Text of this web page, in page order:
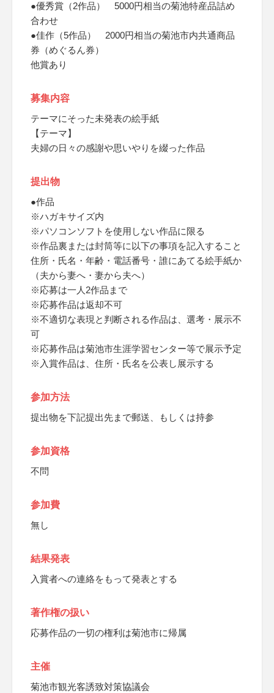
●優秀賞（2作品） 5000円相当の菊池特産品詰め
合わせ
●佳作（5作品） 2000円相当の菊池市内共通商品
券（めぐるん券）
他賞あり
募集内容
テーマにそった未発表の絵手紙
【テーマ】
夫婦の日々の感謝や思いやりを綴った作品
提出物
●作品
※ハガキサイズ内
※パソコンソフトを使用しない作品に限る
※作品裏または封筒等に以下の事項を記入すること
住所・氏名・年齢・電話番号・誰にあてる絵手紙か
（夫から妻へ・妻から夫へ）
※応募は一人2作品まで
※応募作品は返却不可
※不適切な表現と判断される作品は、選考・展示不
可
※応募作品は菊池市生涯学習センター等で展示予定
※入賞作品は、住所・氏名を公表し展示する
参加方法
提出物を下記提出先まで郵送、もしくは持参
参加資格
不問
参加費
無し
結果発表
入賞者への連絡をもって発表とする
著作権の扱い
応募作品の一切の権利は菊池市に帰属
主催
菊池市観光客誘致対策協議会